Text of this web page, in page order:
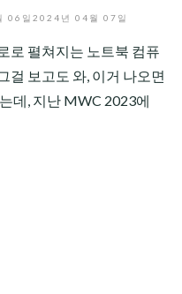
06일 2024년 04월 07일
로 펼쳐지는 노트북 컴퓨
걸 보고도 와, 이거 나오면
데, 지난 MWC 2023에